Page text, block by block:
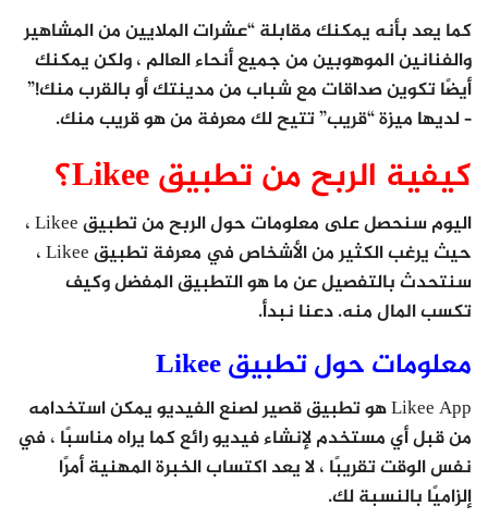
كما يعد بأنه يمكنك مقابلة “عشرات الملايين من المشاهير
والفنانين الموهوبين من جميع أنحاء العالم ، ولكن يمكنك
أيضًا تكوين صداقات مع شباب من مدينتك أو بالقرب منك!”
– لديها ميزة “قريب” تتيح لك معرفة من هو قريب منك.
كيفية الربح من تطبيق Likee؟
اليوم سنحصل على معلومات حول الربح من تطبيق Likee ،
حيث يرغب الكثير من الأشخاص في معرفة تطبيق Likee ،
سنتحدث بالتفصيل عن ما هو التطبيق المفضل وكيف
تكسب المال منه. دعنا نبدأ.
معلومات حول تطبيق Likee
Likee App هو تطبيق قصير لصنع الفيديو يمكن استخدامه
من قبل أي مستخدم لإنشاء فيديو رائع كما يراه مناسبًا ، في
نفس الوقت تقريبًا ، لا يعد اكتساب الخبرة المهنية أمرًا
إلزاميًا بالنسبة لك.